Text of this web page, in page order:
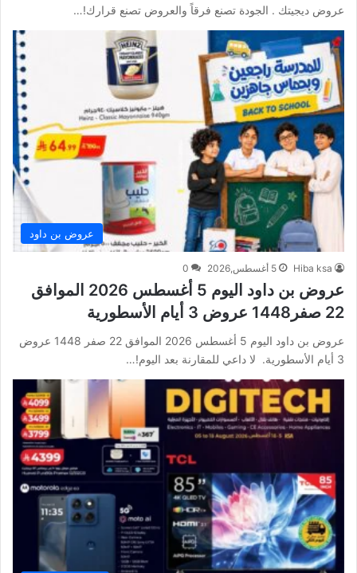
عروض ديجيتك . الجودة تصنع فرقاً والعروض تصنع قرارك!…
عروض بن داود
Hiba ksa 5 أغسطس,2026 0
عروض بن داود اليوم 5 أغسطس 2026 الموافق
22 صفر1448 عروض 3 أيام الأسطورية
عروض بن داود اليوم 5 أغسطس 2026 الموافق 22 صفر 1448 عروض
3 أيام الأسطورية. لا داعي للمقارنة بعد اليوم!…